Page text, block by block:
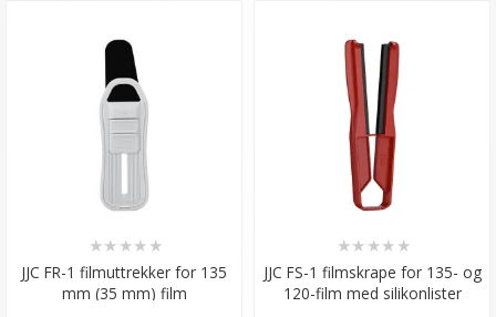
JJC FR-1 filmuttrekker for 135
mm (35 mm) film
★★ ★★ ★
JJC FS-1 filmskrape for 135- og
120-film med silikonlister
★★ ★★ ★